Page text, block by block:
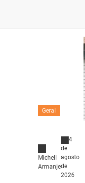
Geral
Micheli
Armanje
4
de
agosto
de
2026